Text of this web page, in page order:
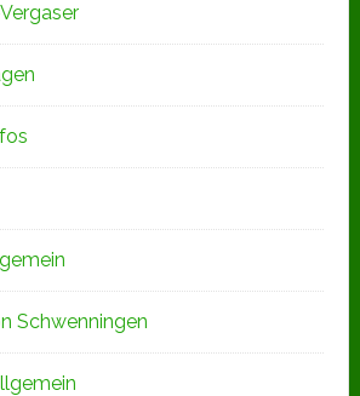
Schwenningen